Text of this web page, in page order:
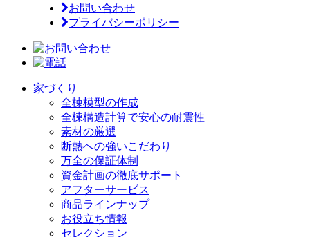
お問い合わせ
プライバシーポリシー
家づくり
全棟模型の作成
全棟構造計算で安心の耐震性
素材の厳選
断熱への強いこだわり
万全の保証体制
資金計画の徹底サポート
アフターサービス
商品ラインナップ
お役立ち情報
セレクション